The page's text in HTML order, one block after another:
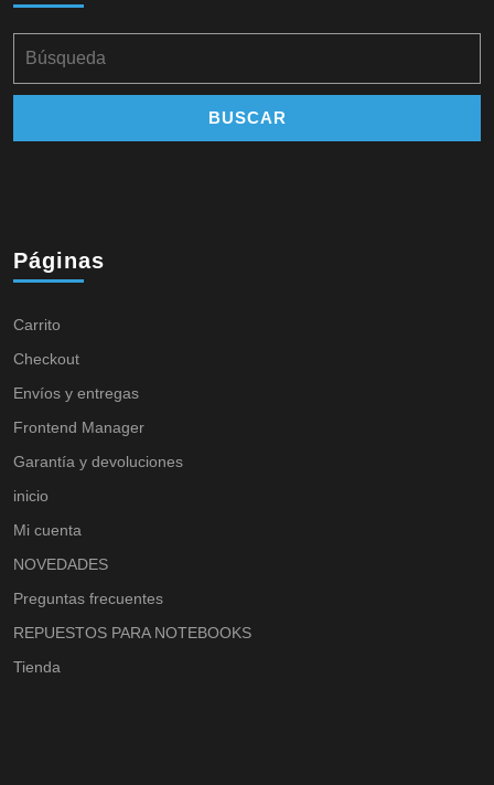
Páginas
Carrito
Checkout
Envíos y entregas
Frontend Manager
Garantía y devoluciones
inicio
Mi cuenta
NOVEDADES
Preguntas frecuentes
REPUESTOS PARA NOTEBOOKS
Tienda